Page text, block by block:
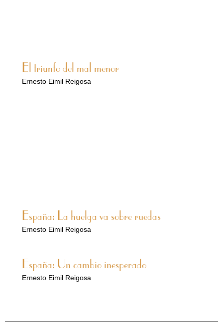
El triunfo del mal menor
Ernesto Eimil Reigosa
España: La huelga va sobre ruedas
Ernesto Eimil Reigosa
España: Un cambio inesperado
Ernesto Eimil Reigosa